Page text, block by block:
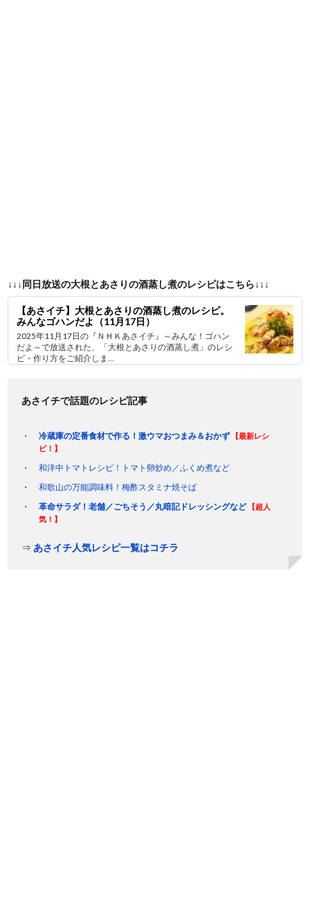
↓↓↓同日放送の大根とあさりの酒蒸し煮のレシピはこちら↓↓↓
【あさイチ】大根とあさりの酒蒸し煮のレシピ。
みんなゴハンだよ（11月17日）
2025年11月17日の『ＮＨＫあさイチ』～みんな！ゴハン
だよ～で放送された、「大根とあさりの酒蒸し煮」のレシ
ピ・作り方をご紹介しま...
あさイチで話題のレシピ記事
冷蔵庫の定番食材で作る！激ウマおつまみ＆おかず
【最新レシ
ピ！】
和洋中トマトレシピ！トマト卵炒め／ふくめ煮など
和歌山の万能調味料！梅酢スタミナ焼そば
革命サラダ！老舗／ごちそう／丸暗記ドレッシングなど
【超人
気！】
⇒ あさイチ人気レシピ一覧はコチラ